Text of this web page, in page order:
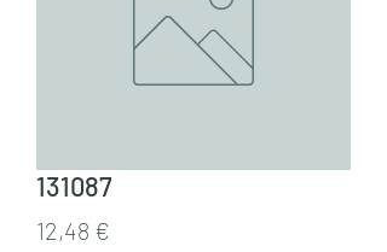
131087
12,48 €